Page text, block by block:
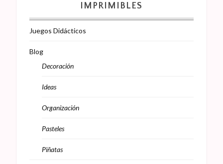
IMPRIMIBLES
Juegos Didácticos
Blog
Decoración
Ideas
Organización
Pasteles
Piñatas